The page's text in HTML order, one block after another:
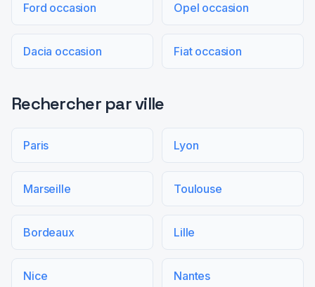
Ford occasion Opel occasion
Dacia occasion Fiat occasion
Rechercher par ville
Paris Lyon
Marseille Toulouse
Bordeaux Lille
Nice Nantes